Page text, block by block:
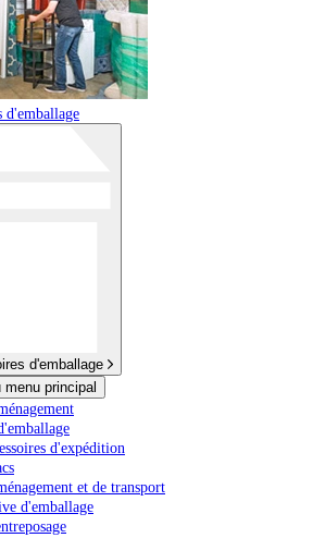
d'emballage
d'emballage
menu principal
d'expédition
et de transport
d'emballage